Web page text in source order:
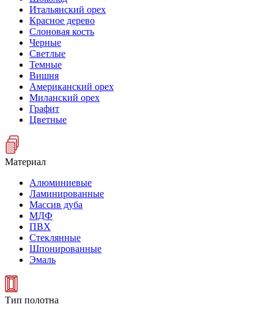
Итальянский орех
Красное дерево
Слоновая кость
Черные
Светлые
Темные
Вишня
Американский орех
Миланский орех
Графит
Цветные
Материал
Алюминиевые
Ламинированные
Массив дуба
МДФ
ПВХ
Стеклянные
Шпонированные
Эмаль
Тип полотна